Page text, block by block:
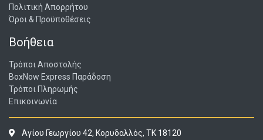
Πολιτική Απορρήτου
Όροι & Προϋποθέσεις
Βοήθεια
Τρόποι Αποστολής
BoxNow Express Παράδοση
Τρόποι Πληρωμής
Επικοινωνία
Αγίου Γεωργίου 42, Κορυδαλλός, ΤΚ 18120